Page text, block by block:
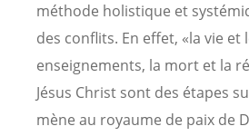
méthode holistique et
des conflits. En effet, «la vie et
enseignements, la mort et la
Jésus Christ sont des étapes
mène au royaume de paix de